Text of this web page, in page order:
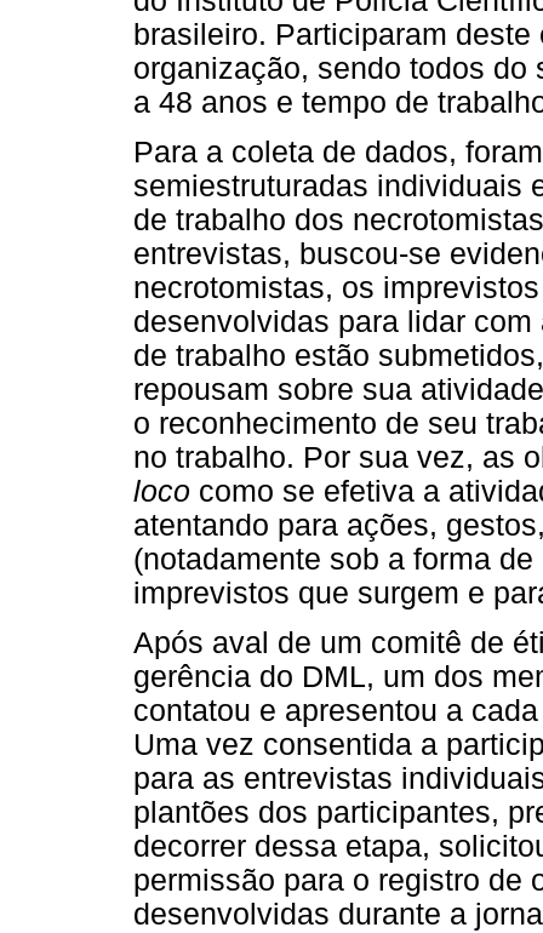
brasileiro. Participaram
organização, sendo todos
a 48 anos e tempo de
Para a coleta de dados,
semiestruturadas individuais
de trabalho dos
entrevistas, buscou-se
necrotomistas, os
desenvolvidas para lidar
de trabalho estão
repousam sobre sua
o reconhecimento de seu
no trabalho. Por sua vez, as
loco como se efetiva a
atentando para ações,
(notadamente sob a forma
imprevistos que surgem e
Após aval de um comitê de
gerência do DML, um dos
contatou e apresentou a
Uma vez consentida a
para as entrevistas
plantões dos participantes,
decorrer dessa etapa,
permissão para o registro de
desenvolvidas durante a